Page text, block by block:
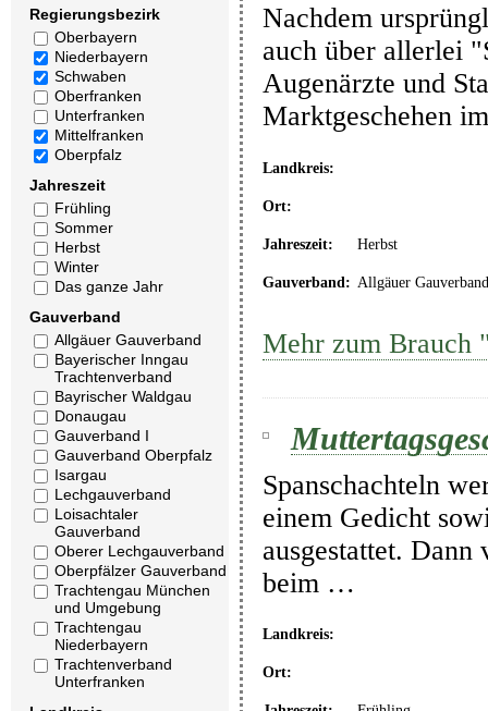
Regierungsbezirk
Oberbayern
Niederbayern
Schwaben
Oberfranken
Unterfranken
Mittelfranken
Oberpfalz
Jahreszeit
Frühling
Sommer
Herbst
Winter
Das ganze Jahr
Gauverband
Allgäuer Gauverband
Bayerischer Inngau
Trachtenverband
Bayrischer Waldgau
Donaugau
Gauverband I
Gauverband Oberpfalz
Isargau
Lechgauverband
Loisachtaler
Gauverband
Oberer Lechgauverband
Oberpfälzer Gauverband
Trachtengau München
und Umgebung
Trachtengau
Niederbayern
Trachtenverband
Unterfranken
Nachdem
auch über allerlei
Augenärzte und
Marktgeschehen
Landkreis:
Ort:
Jahreszeit: Herbst
Gauverband: Allgäuer Gauverband
Mehr zum Brauch
Spanschachteln
einem Gedicht
ausgestattet.
beim …
Landkreis:
Ort: